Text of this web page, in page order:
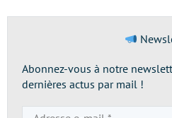
Abonnez-vous à notre
dernières actus par mail !